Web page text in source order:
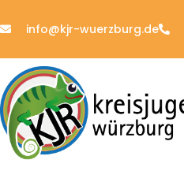
info@kjr-wuerzburg.de